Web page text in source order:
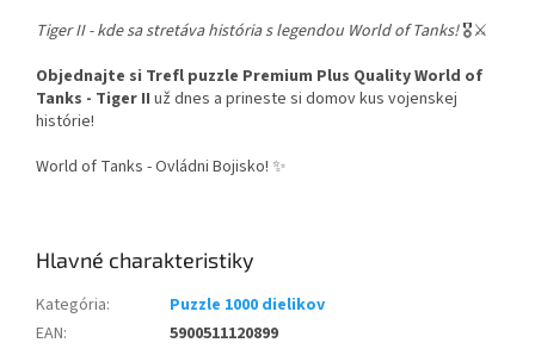
Tiger II - kde sa stretáva história s legendou World of Tanks!🎖️⚔️
Objednajte si Trefl puzzle Premium Plus Quality World of
Tanks - Tiger II už dnes a prineste si domov kus vojenskej
histórie!
World of Tanks - Ovládni Bojisko! ✨
Kategória:
Puzzle 1000 dielikov
EAN:
5900511120899